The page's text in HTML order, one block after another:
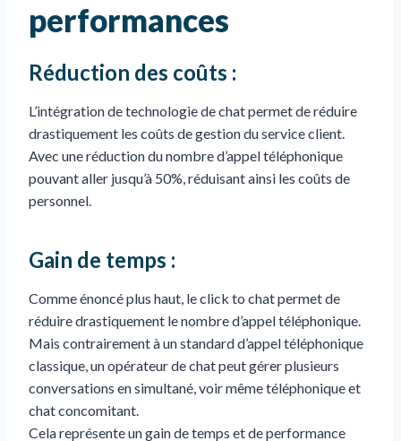
performances
Réduction des coûts :
L’intégration de technologie de chat permet de réduire
drastiquement les coûts de gestion du service client.
Avec une réduction du nombre d’appel téléphonique
pouvant aller jusqu’à 50%, réduisant ainsi les coûts de
personnel.
Gain de temps :
Comme énoncé plus haut, le click to chat permet de
réduire drastiquement le nombre d’appel téléphonique.
Mais contrairement à un standard d’appel téléphonique
classique, un opérateur de chat peut gérer plusieurs
conversations en simultané, voir même téléphonique et
chat concomitant.
Cela représente un gain de temps et de performance